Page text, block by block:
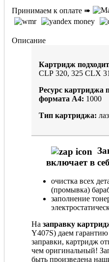
Принимаем к оплате ➠
Описание
Картридж
CLP 320, 325 CLX
Ресурс картриджа
формата А4: 1000
Тип картриджа:
включает в
очистка всех
(промывка)
заполнение
На заправку
Y407S) даем
заправки, картридж
чем оригинальный!
быть произведена